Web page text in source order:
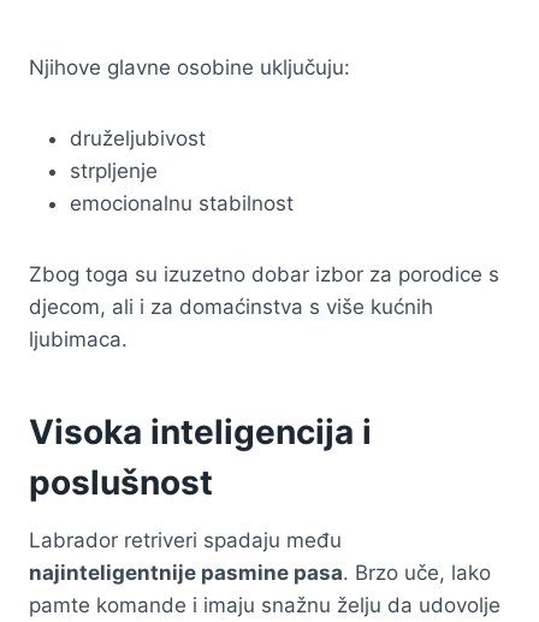
Njihove glavne osobine uključuju:
druželjubivost
strpljenje
emocionalnu stabilnost
Zbog toga su izuzetno dobar izbor za porodice s
djecom, ali i za domaćinstva s više kućnih
ljubimaca.
Visoka inteligencija i
poslušnost
Labrador retriveri spadaju među
najinteligentnije pasmine pasa. Brzo uče, lako
pamte komande i imaju snažnu želju da udovolje